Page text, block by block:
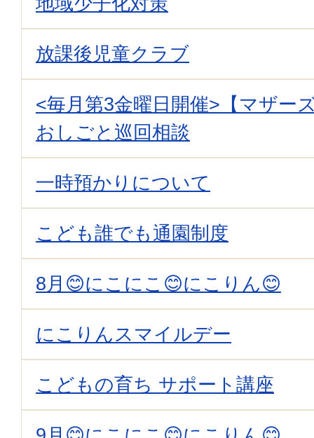
放課後児童クラブ
<毎月第3金曜日開催>【マザー
おしごと巡回相談
一時預かりについて
こども誰でも通園制度
8月😊にこにこ😊にこりん😊
にこりんスマイルデー
こどもの育ち サポート講座